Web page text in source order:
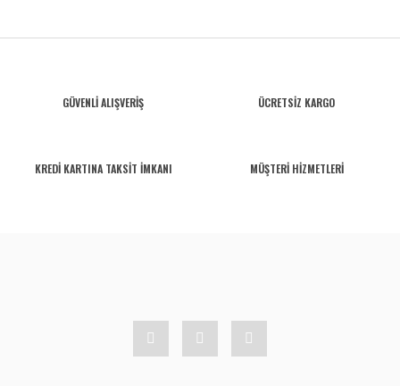
GÜVENLİ ALIŞVERİŞ ÜCRETSİZ KARGO
KREDİ KARTINA TAKSİT İMKANI MÜŞTERİ HİZMETLERİ